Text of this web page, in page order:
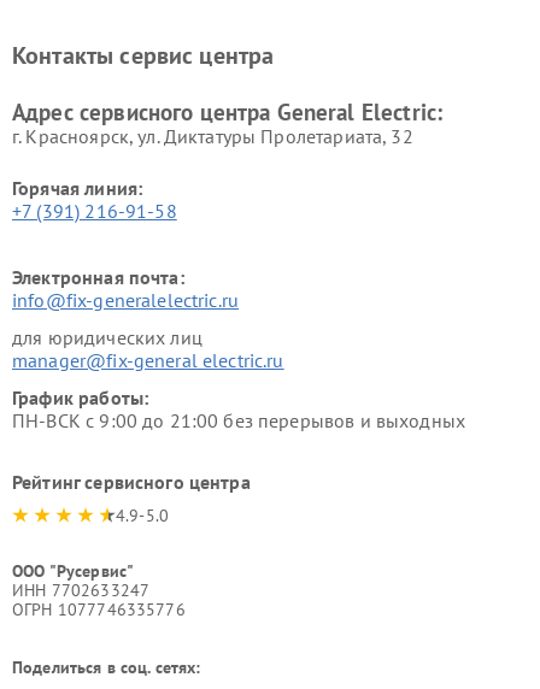
Electric
General Electric
Контакты сервис центра
Адрес сервисного центра General Electric:
г. Красноярск, ул. Диктатуры Пролетариата, 32
Горячая линия:
+7 (391) 216-91-58
Электронная почта:
info@fix-generalelectric.ru
для юридических лиц
manager@fix-general electric.ru
График работы:
ПН-ВСК с 9:00 до 21:00 без перерывов и выходных
Рейтинг сервисного центра
4.9-5.0
ООО "Русервис"
ИНН 7702633247
ОГРН 1077746335776
Поделиться в соц. сетях: